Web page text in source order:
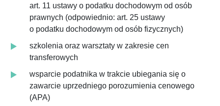
art. 11 ustawy o podatku dochodowym od osób
prawnych (odpowiednio: art. 25 ustawy
o podatku dochodowym od osób fizycznych)
szkolenia oraz warsztaty w zakresie cen
transferowych
wsparcie podatnika w trakcie ubiegania się o
zawarcie uprzedniego porozumienia cenowego
(APA)